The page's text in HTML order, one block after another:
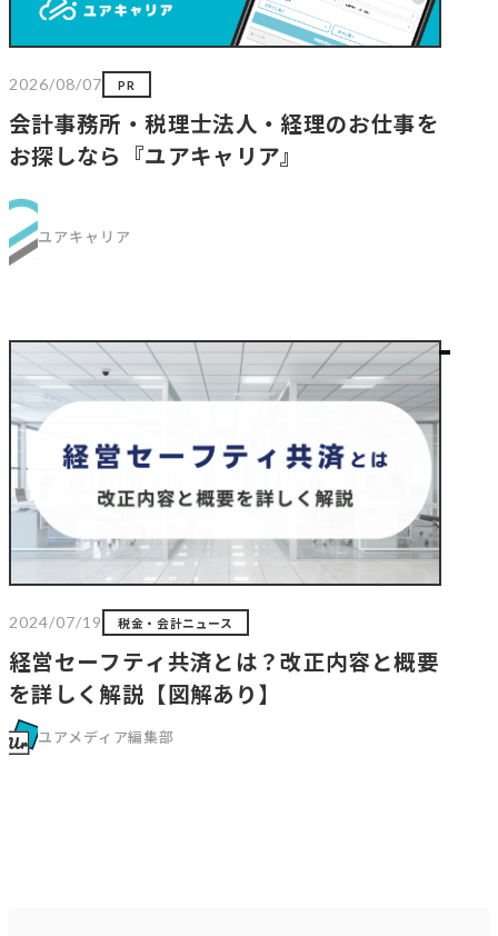
2026/08/07 PR
会計事務所・税理士法人・経理のお仕事を
お探しなら『ユアキャリア』
ユアキャリア
2024/07/19 税金・会計ニュース
経営セーフティ共済とは？改正内容と概要
を詳しく解説【図解あり】
ユアメディア編集部